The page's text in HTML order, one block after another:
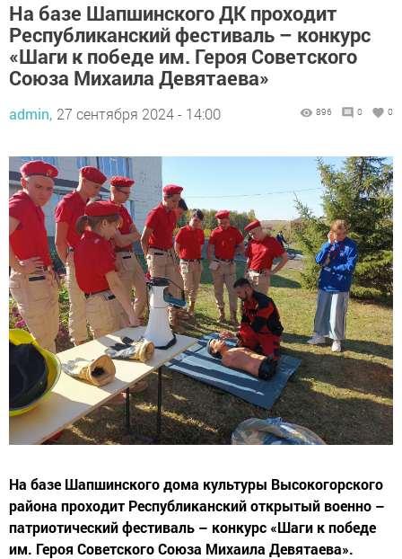
На базе Шапшинского ДК проходит
Республиканский фестиваль – конкурс
«Шаги к победе им. Героя Советского
Союза Михаила Девятаева»
admin, 27 сентября 2024 - 14:00 896 0 0
На базе Шапшинского дома культуры Высокогорского
района проходит Республиканский открытый военно –
патриотический фестиваль – конкурс «Шаги к победе
им. Героя Советского Союза Михаила Девятаева».